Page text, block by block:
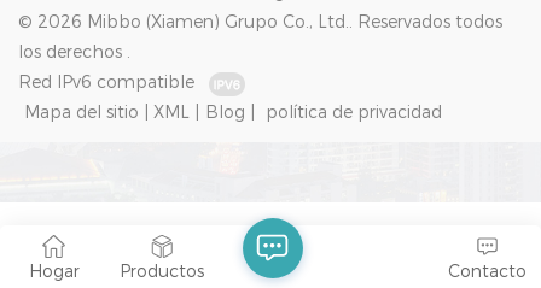
© 2026 Mibbo (Xiamen) Grupo Co., Ltd.. Reservados todos
los derechos .
Red IPv6 compatible
Mapa del sitio
XML Blog política de privacidad
Hogar Productos Contacto